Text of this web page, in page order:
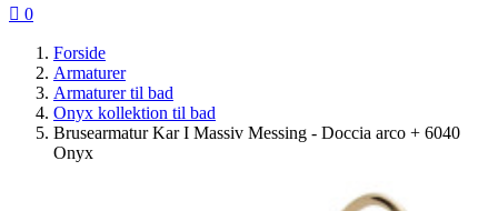
 0
Forside
Armaturer
Armaturer til bad
Onyx kollektion til bad
Brusearmatur Kar I Massiv Messing - Doccia arco + 6040
Onyx